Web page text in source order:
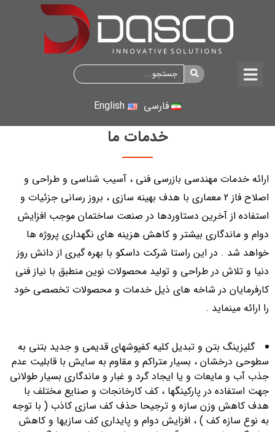
فارسی English
خدمات ما
ارائه خدمات مهندسی بازرسی فنی ، آسیب شناسی و طراحی و
اصلاح فاز 2 معماری با هدف بهینه سازی ، بروز رسانی جزئیات و
استفاده از آخرین دستاوردها در صنعت ساختمان موجب افزایش
دوام و ماندگاری بیشتر و کاهش هزینه های نگهداری پروژه ها
خواهد شد . در این راستا شرکت داسکو با بهره گیری از دانش روز
دنیا و تلاش در طراحی و تولید محصولات نوین منطبق با نیاز فنی
کارفرمایان در شاخه های ذیل خدمات و محصولات تخصصی خود
را ارائه مینماید .
گلیزینگ بتن و تبدیل کلیه کفپوشهای قدیمی و جدید بتنی به
سطوحی درخشان ، بسیار متراکم و مقاوم به سایش با قابلیت عدم
جذب آب و مایعات و یا ایجاد گرد و غبار و ماندگاری بسیار طولانی
جهت استفاده در پارکینگها ، کف کارخانجات و صنایع مختلف با
هدف کاهش وزن سازه و ترجیحا حذف کف سازی کاذب ( با توجه
به نوع سازه کف ) ، افزایش دوام و پایداری کف سازیها و کاهش